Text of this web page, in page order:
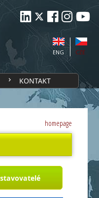
CZE
ENG
KONTAKT
homepage